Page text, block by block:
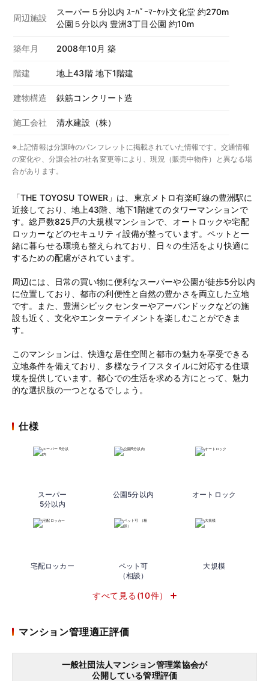
周辺施設
スーパー５分以内 ｽｰﾊﾟｰﾏｰｹｯﾄ文化堂 約270m
公園５分以内 豊洲3丁目公園 約10m
築年月 2008年10月 築
階建 地上43階 地下1階建
建物構造 鉄筋コンクリート造
施工会社 清水建設（株）
※上記情報は分譲時のパンフレットに掲載されていた情報です。交通情報
の変化や、分譲会社の社名変更等により、現況（販売中物件）と異なる場
合があります。
「THE TOYOSU TOWER」は、東京メトロ有楽町線の豊洲駅に
近接しており、地上43階、地下1階建てのタワーマンションで
す。総戸数825戸の大規模マンションで、オートロックや宅配
ロッカーなどのセキュリティ設備が整っています。ペットと一
緒に暮らせる環境も整えられており、日々の生活をより快適に
するための配慮がされています。
周辺には、日常の買い物に便利なスーパーや公園が徒歩5分以内
に位置しており、都市の利便性と自然の豊かさを両立した立地
です。また、豊洲シビックセンターやアーバンドックなどの施
設も近く、文化やエンターテイメントを楽しむことができま
す。
このマンションは、快適な居住空間と都市の魅力を享受できる
立地条件を備えており、多様なライフスタイルに対応する住環
境を提供しています。都心での生活を求める方にとって、魅力
的な選択肢の一つとなるでしょう。
仕様
スーパー
5分以内
公園5分以内 オートロック
宅配ロッカー
ペット可
（相談）
大規模
すべて見る(10件）
マンション管理適正評価
一般社団法人マンション管理業協会が
公開している管理評価